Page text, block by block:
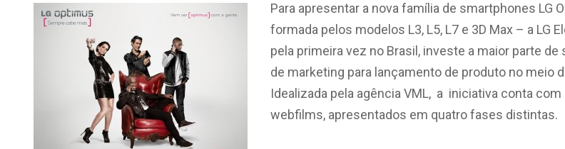
Para apresentar a nova família de smartphones LG
formada pelos modelos L3, L5, L7 e 3D Max – a LG
pela primeira vez no Brasil, investe a maior parte de
de marketing para lançamento de produto no meio
Idealizada pela agência VML, a iniciativa conta com
webfilms, apresentados em quatro fases distintas.